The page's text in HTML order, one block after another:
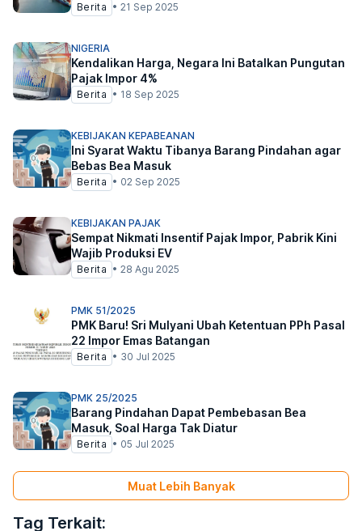
Tag Terkait:
Berita • 21 Sep 2025
NIGERIA
Kendalikan Harga, Negara Ini Batalkan Pungutan
Pajak Impor 4%
Berita • 18 Sep 2025
KEBIJAKAN KEPABEANAN
Ini Syarat Waktu Tibanya Barang Pindahan agar
Bebas Bea Masuk
Berita • 02 Sep 2025
KEBIJAKAN PAJAK
Sempat Nikmati Insentif Pajak Impor, Pabrik Kini
Wajib Produksi EV
Berita • 28 Agu 2025
PMK 51/2025
PMK Baru! Sri Mulyani Ubah Ketentuan PPh Pasal
22 Impor Emas Batangan
Berita • 30 Jul 2025
PMK 25/2025
Barang Pindahan Dapat Pembebasan Bea
Masuk, Soal Harga Tak Diatur
Berita • 05 Jul 2025
Muat Lebih Banyak